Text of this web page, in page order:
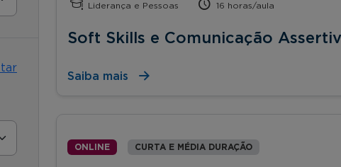
Liderança e Pessoas 16 horas/aula
Soft Skills e Comunicação
Saiba mais
ONLINE CURTA E MÉDIA DURAÇÃO